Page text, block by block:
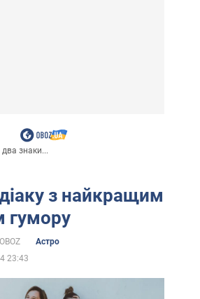
два знаки...
з найкращим
гумору
Астро
23:43